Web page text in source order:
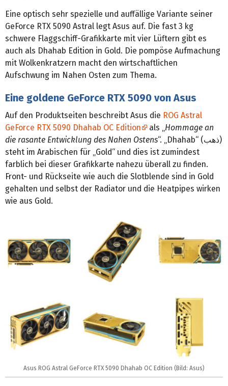
Eine optisch sehr spezielle und auffällige Variante seiner
GeForce RTX 5090 Astral legt Asus auf. Die fast 3 kg
schwere Flaggschiff-Grafikkarte mit vier Lüftern gibt es
auch als Dhahab Edition in Gold. Die pompöse Aufmachung
mit Wolkenkratzern macht den wirtschaftlichen
Aufschwung im Nahen Osten zum Thema.
Eine goldene GeForce RTX 5090 von Asus
Auf den Produktseiten beschreibt Asus die ROG Astral
GeForce RTX 5090 Dhahab OC Edition
als „ Hommage an
die rasante Entwicklung des Nahen Ostens“. „Dhahab“ (ذهب)
steht im Arabischen für „Gold“ und dies ist zumindest
farblich bei dieser Grafikkarte nahezu überall zu finden.
Front- und Rückseite wie auch die Slotblende sind in Gold
gehalten und selbst der Radiator und die Heatpipes wirken
wie aus Gold.
Asus ROG Astral GeForce RTX 5090 Dhahab OC Edition (Bild: Asus)